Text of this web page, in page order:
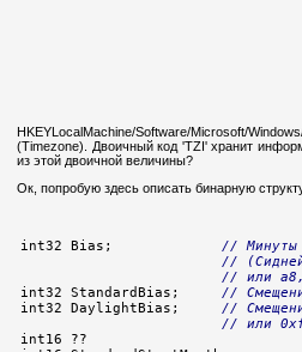
HKEYLocalMachine/Software/Microsoft/
(Timezone). Двоичный код 'TZI' хранит
из этой двоичной величины?
Ок, попробую здесь описать бинарную
int32 Bias; // Минуты
//
// или
int32 StandardBias; //
int32 DaylightBias; //
// или
int16 ??